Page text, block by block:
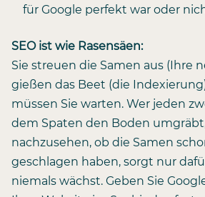
für Google perfekt war oder
SEO ist wie Rasensäen:
Sie streuen die Samen aus (Ihre
gießen das Beet (die
müssen Sie warten. Wer jeden
dem Spaten den Boden
nachzusehen, ob die Samen
geschlagen haben, sorgt nur
niemals wächst. Geben Sie